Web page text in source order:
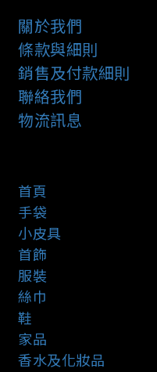
關於我們
條款與細則
銷售及付款細則
聯絡我們
物流訊息
首頁
手袋
小皮具
首飾
服裝
絲巾
鞋
家品
香水及化妝品